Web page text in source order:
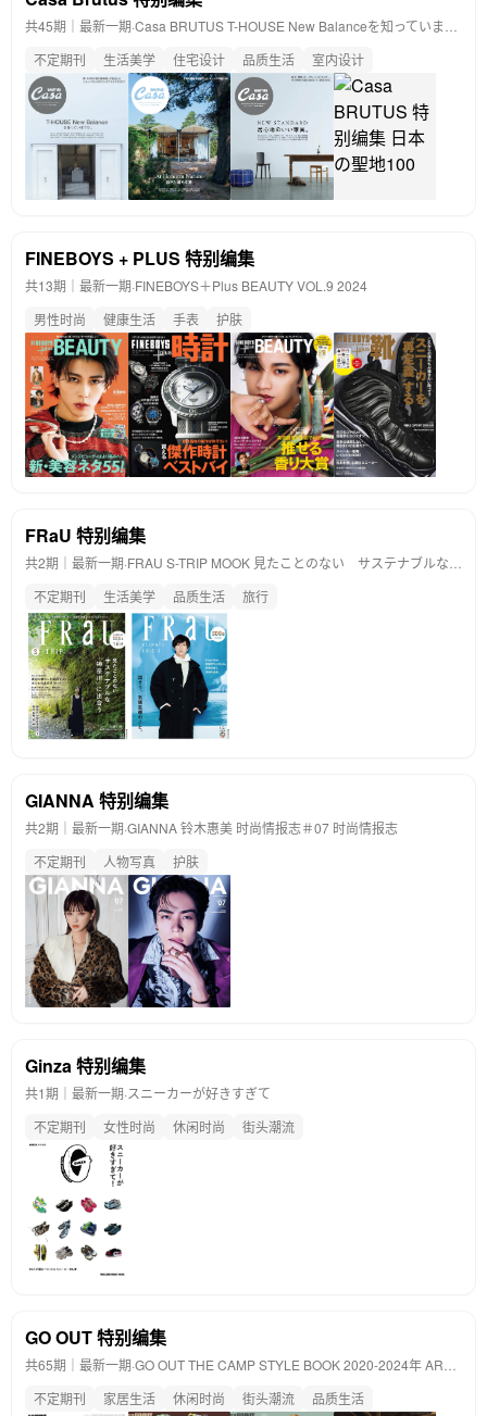
共45期｜最新一期·Casa BRUTUS T-HOUSE New Balanceを知っていますか 特别编集
不定期刊
生活美学 住宅设计 品质生活 室内设计
FINEBOYS + PLUS 特别编集
共13期｜最新一期·FINEBOYS＋Plus BEAUTY VOL.9 2024
男性时尚
健康生活 手表 护肤
FRaU 特别编集
共2期｜最新一期·FRAU S-TRIP MOOK 見たことのない サステナブルな「神奈川」に出合う
不定期刊
生活美学 品质生活 旅行
GIANNA 特别编集
共2期｜最新一期·GIANNA 铃木惠美 时尚情报志＃07 时尚情报志
不定期刊
人物写真 护肤
Ginza 特别编集
共1期｜最新一期·スニーカーが好きすぎて
不定期刊
女性时尚 休闲时尚 街头潮流
GO OUT 特别编集
共65期｜最新一期·GO OUT THE CAMP STYLE BOOK 2020-2024年 ARCHIVE 特别编集
不定期刊
家居生活 休闲时尚 街头潮流 品质生活